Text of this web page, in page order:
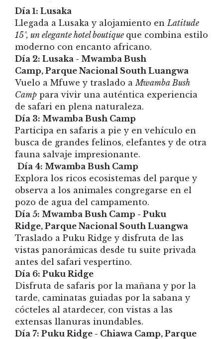
Día 1: Lusaka
Llegada a Lusaka y alojamiento en Latitude
15°, un elegante hotel boutique que combina estilo
moderno con encanto africano.
Día 2: Lusaka - Mwamba Bush
Camp, Parque Nacional South Luangwa
Vuelo a Mfuwe y traslado a Mwamba Bush
Camp para vivir una auténtica experiencia
de safari en plena naturaleza.
Día 3: Mwamba Bush Camp
Participa en safaris a pie y en vehículo en
busca de grandes felinos, elefantes y de otra
fauna salvaje impresionante.
Día 4: Mwamba Bush Camp
Explora los ricos ecosistemas del parque y
observa a los animales congregarse en el
pozo de agua del campamento.
Día 5: Mwamba Bush Camp - Puku
Ridge, Parque Nacional South Luangwa
Traslado a Puku Ridge y disfruta de las
vistas panorámicas desde tu suite privada
antes del safari vespertino.
Día 6: Puku Ridge
Disfruta de safaris por la mañana y por la
tarde, caminatas guiadas por la sabana y
cócteles al atardecer, con vistas a las
extensas llanuras inundables.
Día 7: Puku Ridge - Chiawa Camp, Parque